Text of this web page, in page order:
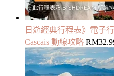
日遊經典行程表》電子
Cascais 動線攻略 RM